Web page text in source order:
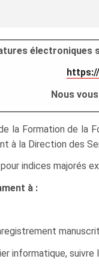
électroniques
Nous
la Formation de la
à la Direction des
indices majorés
à :
informatique, suivre